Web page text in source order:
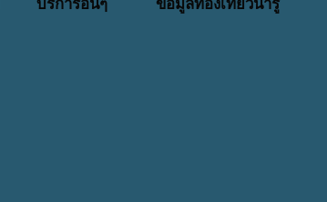
บริการอื่นๆ ข้อมูลท่องเที่ยวน่ารู้